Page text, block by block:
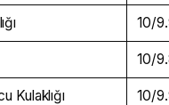
10/
10/
Kulaklığı 10/